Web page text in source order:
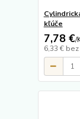
kľúče
7,78 €/
6,33 € bez